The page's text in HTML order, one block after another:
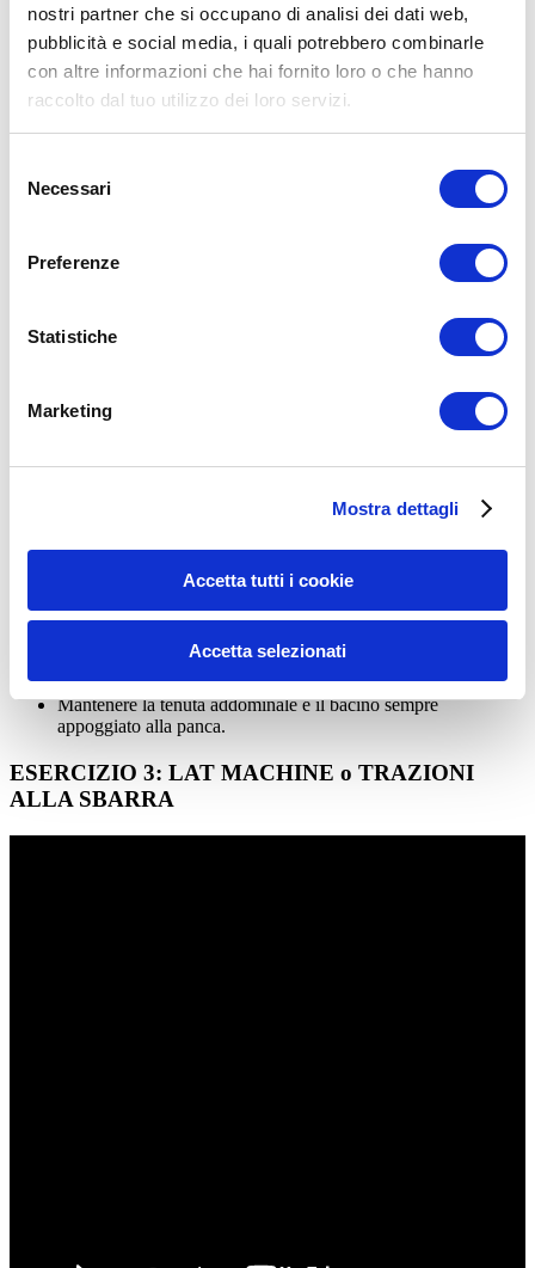
nostri partner che si occupano di analisi dei dati web,
pubblicità e social media, i quali potrebbero combinarle
con altre informazioni che hai fornito loro o che hanno
raccolto dal tuo utilizzo dei loro servizi.
delNecessari
Preferenze
Statistiche
Marketing
Mostra dettagli
Accetta tutti i cookie
Accetta selezionati
Qui prenderemo in esame il classico esercizio di distensioni con
Accentuare la lordosi lombare fisiologica della schiena;
Tenere i gomiti larghi;
Pettorali poco sviluppati.
L’esercizio svolto in maniera corretta prevede invece di:
Posizionarsi sulla panca con i piedi ben saldi a terra;
Addurre e deprimere le scapole;
Mantenere la tenuta addominale e il bacino sempre
appoggiato alla panca.
ESERCIZIO 3: LAT MACHINE o TRAZIONI
ALLA SBARRA